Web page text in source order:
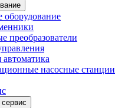
оборудование
преобразователи
автоматика
насосные станции